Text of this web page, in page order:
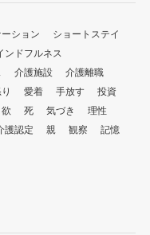
ション
ショートステイ
ンドフルネス
介護施設
介護離職
愛着 手放す
投資
欲 死 気づき
理性
護認定 親 観察
記憶